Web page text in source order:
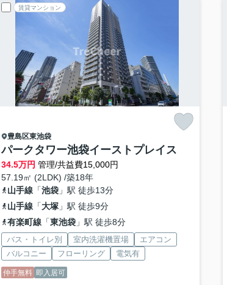
賃貸マンション
豊島区東池袋
パークタワー池袋イーストプレイス
34.5万円 管理/共益費15,000円
57.19㎡ (2LDK) /築18年
山手線「池袋」駅 徒歩13分
山手線「大塚」駅 徒歩9分
有楽町線「東池袋」駅 徒歩8分
バス・トイレ別 室内洗濯機置場
エアコン
バルコニー
フローリング 電気有
仲手無料 即入居可